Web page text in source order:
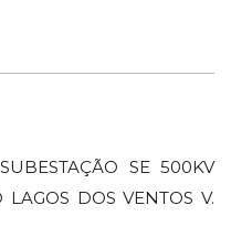
SE 500KV
DOS VENTOS V.